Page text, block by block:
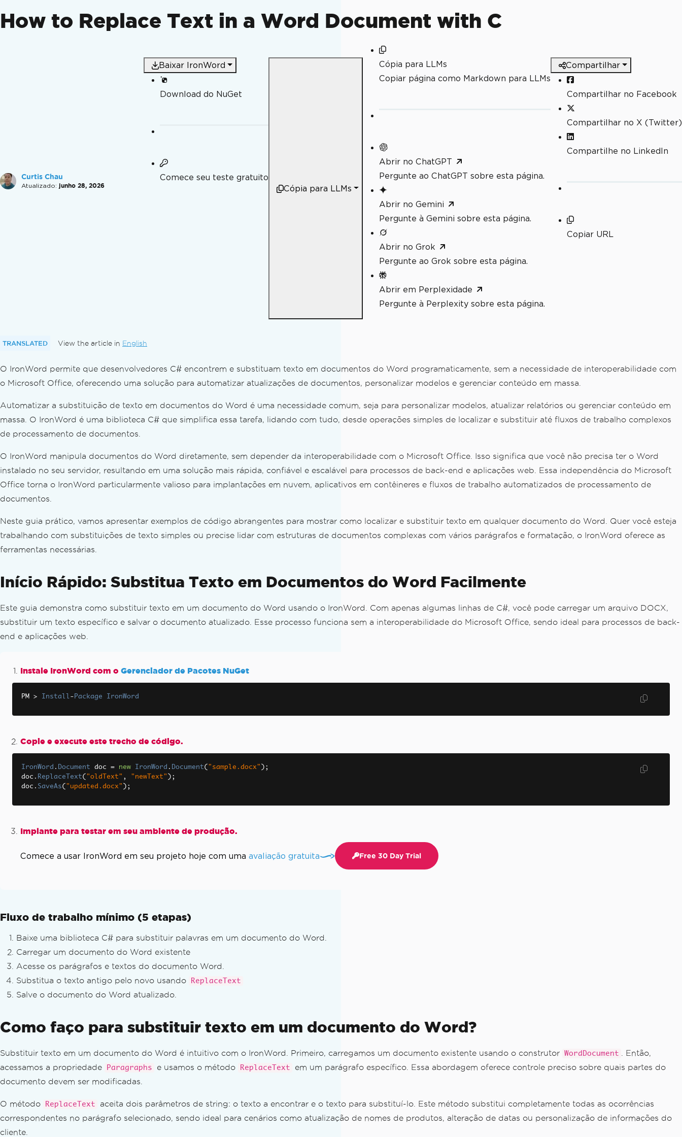
How to Replace Text in a Word Document with C
Curtis Chau
Atualizado: junho 28, 2026
Baixar IronWord
Download do NuGet
Comece seu teste gratuito
Cópia para LLMs
Cópia para LLMs
Copiar página como Markdown para LLMs
Abrir no ChatGPT
Pergunte ao ChatGPT sobre esta página.
Abrir no Gemini
Pergunte à Gemini sobre esta página.
Abrir no Grok
Pergunte ao Grok sobre esta página.
Abrir em Perplexidade
Pergunte à Perplexity sobre esta página.
Compartilhar
Compartilhar no Facebook
Compartilhar no X (Twitter)
Compartilhe no LinkedIn
Copiar URL
TRANSLATED View the article in English
O IronWord permite que desenvolvedores C# encontrem e substituam texto em documentos do Word programaticamente, sem a necessidade de interoperabilidade com
o Microsoft Office, oferecendo uma solução para automatizar atualizações de documentos, personalizar modelos e gerenciar conteúdo em massa.
Automatizar a substituição de texto em documentos do Word é uma necessidade comum, seja para personalizar modelos, atualizar relatórios ou gerenciar conteúdo em
massa. O IronWord é uma biblioteca C# que simplifica essa tarefa, lidando com tudo, desde operações simples de localizar e substituir até fluxos de trabalho complexos
de processamento de documentos.
O IronWord manipula documentos do Word diretamente, sem depender da interoperabilidade com o Microsoft Office. Isso significa que você não precisa ter o Word
instalado no seu servidor, resultando em uma solução mais rápida, confiável e escalável para processos de back-end e aplicações web. Essa independência do Microsoft
Office torna o IronWord particularmente valioso para implantações em nuvem, aplicativos em contêineres e fluxos de trabalho automatizados de processamento de
documentos.
Neste guia prático, vamos apresentar exemplos de código abrangentes para mostrar como localizar e substituir texto em qualquer documento do Word. Quer você esteja
trabalhando com substituições de texto simples ou precise lidar com estruturas de documentos complexas com vários parágrafos e formatação, o IronWord oferece as
ferramentas necessárias.
Início Rápido: Substitua Texto em Documentos do Word Facilmente
Este guia demonstra como substituir texto em um documento do Word usando o IronWord. Com apenas algumas linhas de C#, você pode carregar um arquivo DOCX,
substituir um texto específico e salvar o documento atualizado. Esse processo funciona sem a interoperabilidade do Microsoft Office, sendo ideal para processos de back-
end e aplicações web.
Instale IronWord com o Gerenciador de Pacotes NuGet
PM > Install- Package IronWord
Copie e execute este trecho de código.
IronWord . Document doc = new IronWord . Document( "sample.docx" );
doc . ReplaceText( "oldText" , "newText" );
doc . SaveAs( "updated.docx" );
Implante para testar em seu ambiente de produção.
Comece a usar IronWord em seu projeto hoje com uma avaliação gratuita Free 30 Day Trial
Fluxo de trabalho mínimo (5 etapas)
Baixe uma biblioteca C# para substituir palavras em um documento do Word.
Carregar um documento do Word existente
Acesse os parágrafos e textos do documento Word.
Substitua o texto antigo pelo novo usando
ReplaceText
Salve o documento do Word atualizado.
Como faço para substituir texto em um documento do Word?
Substituir texto em um documento do Word é intuitivo com o IronWord. Primeiro, carregamos um documento existente usando o construtor WordDocument
. Então,
acessamos a propriedade
Paragraphs e usamos o método ReplaceText
em um parágrafo específico. Essa abordagem oferece controle preciso sobre quais partes do
documento devem ser modificadas.
O método ReplaceText
aceita dois parâmetros de string: o texto a encontrar e o texto para substituí-lo. Este método substitui completamente todas as ocorrências
correspondentes no parágrafo selecionado, sendo ideal para cenários como atualização de nomes de produtos, alteração de datas ou personalização de informações do
cliente.